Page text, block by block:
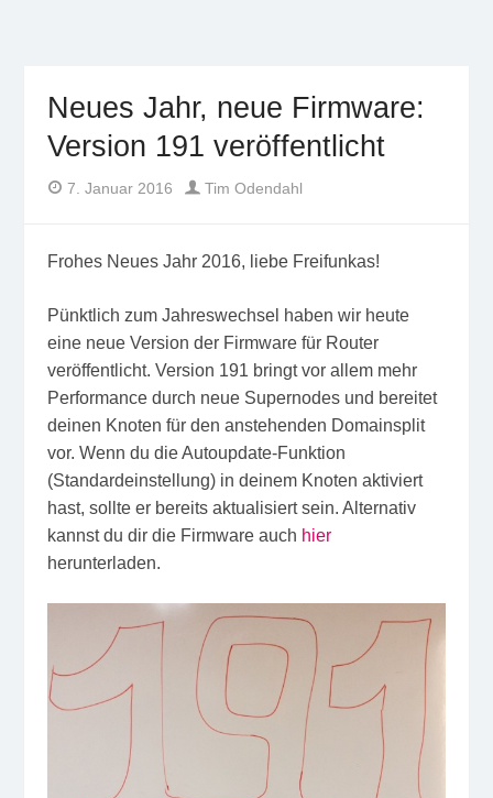
Neues Jahr, neue Firmware:
Version 191 veröffentlicht
Posted
on
7. Januar 2016
Tim Odendahl
Frohes Neues Jahr 2016, liebe Freifunkas!
Pünktlich zum Jahreswechsel haben wir heute
eine neue Version der Firmware für Router
veröffentlicht. Version 191 bringt vor allem mehr
Performance durch neue Supernodes und bereitet
deinen Knoten für den anstehenden Domainsplit
vor. Wenn du die Autoupdate-Funktion
(Standardeinstellung) in deinem Knoten aktiviert
hast, sollte er bereits aktualisiert sein. Alternativ
kannst du dir die Firmware auch hier
herunterladen.